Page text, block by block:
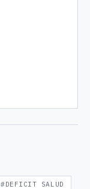
#DEFICIT SALUD